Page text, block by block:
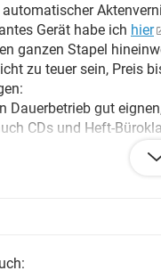
Gerät habe ich hier
ganzen Stapel
zu teuer sein, Preis
Dauerbetrieb gut
CDs und Heft-
größeren